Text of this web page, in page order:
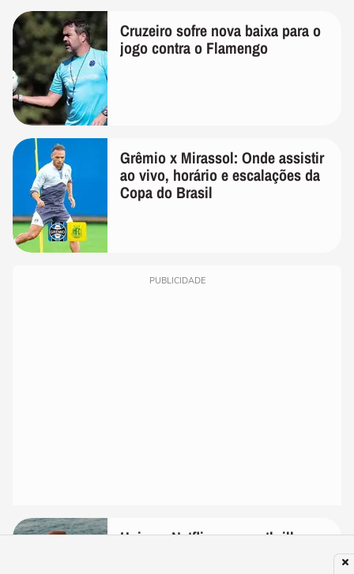
Cruzeiro sofre nova baixa para o
jogo contra o Flamengo
Grêmio x Mirassol: Onde assistir
ao vivo, horário e escalações da
Copa do Brasil
PUBLICIDADE
Hoje na Netflix: o novo thriller